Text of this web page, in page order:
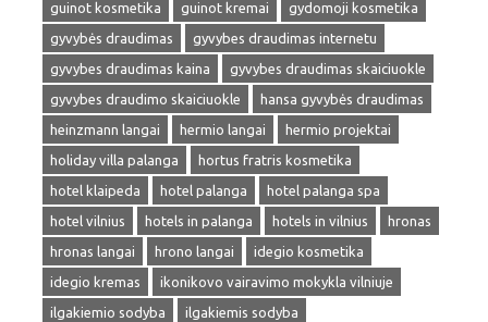
guinot kosmetika
guinot kremai
gydomoji kosmetika
gyvybės draudimas
gyvybes draudimas internetu
gyvybes draudimas kaina
gyvybes draudimas skaiciuokle
gyvybes draudimo skaiciuokle
hansa gyvybės draudimas
heinzmann langai
hermio langai
hermio projektai
holiday villa palanga
hortus fratris kosmetika
hotel klaipeda
hotel palanga
hotel palanga spa
hotel vilnius
hotels in palanga hotels in vilnius
hronas
hronas langai
hrono langai
idegio kosmetika
idegio kremas
ikonikovo vairavimo mokykla vilniuje
ilgakiemio sodyba
ilgakiemis sodyba